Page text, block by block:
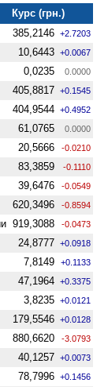
Курс (грн.)
385,2146 +2.7203
10,6443 +0.0067
0,0235 0.0000
405,8817 +0.1545
404,9544 +0.4952
61,0765 0.0000
20,5666 -0.0210
83,3859 -0.1110
39,6476 -0.0549
620,3496 -0.8594
919,3088 -0.0473
24,8777 +0.0918
7,8149 +0.1133
47,1964 +0.3375
3,8235 +0.0121
179,5546 +0.0128
880,6620 -3.0793
40,1257 +0.0073
78,7996 +0.1456